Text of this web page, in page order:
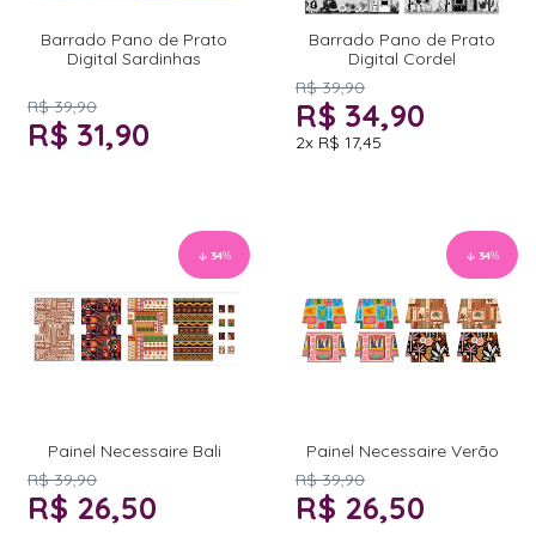
Barrado Pano de Prato
Digital Sardinhas
R$ 39,90
R$ 31,90
Barrado Pano de Prato
Digital Cordel
R$ 39,90
R$ 34,90
2x R$ 17,45
34%
Painel Necessaire Bali
R$ 39,90
R$ 26,50
34%
Painel Necessaire Verão
R$ 39,90
R$ 26,50